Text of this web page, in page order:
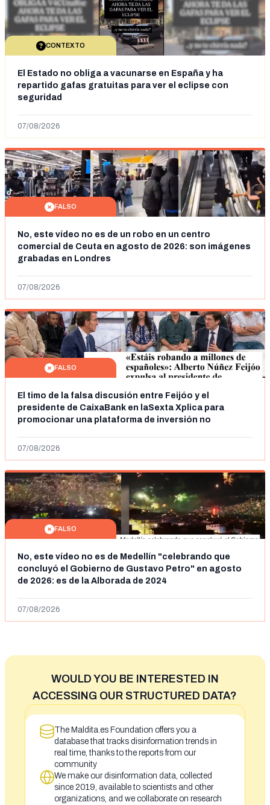
CONTEXTO
El Estado no obliga a vacunarse en España y ha
repartido gafas gratuitas para ver el eclipse con
seguridad
07/08/2026
FALSO
No, este vídeo no es de un robo en un centro
comercial de Ceuta en agosto de 2026: son imágenes
grabadas en Londres
07/08/2026
FALSO
El timo de la falsa discusión entre Feijóo y el
presidente de CaixaBank en laSexta Xplica para
promocionar una plataforma de inversión no
07/08/2026
FALSO
No, este vídeo no es de Medellín "celebrando que
concluyó el Gobierno de Gustavo Petro" en agosto
de 2026: es de la Alborada de 2024
07/08/2026
WOULD YOU BE INTERESTED IN
ACCESSING OUR STRUCTURED DATA?
The Maldita.es Foundation offers you a
database that tracks disinformation trends in
real time, thanks to the reports from our
community
We make our disinformation data, collected
since 2019, available to scientists and other
organizations, and we collaborate on research